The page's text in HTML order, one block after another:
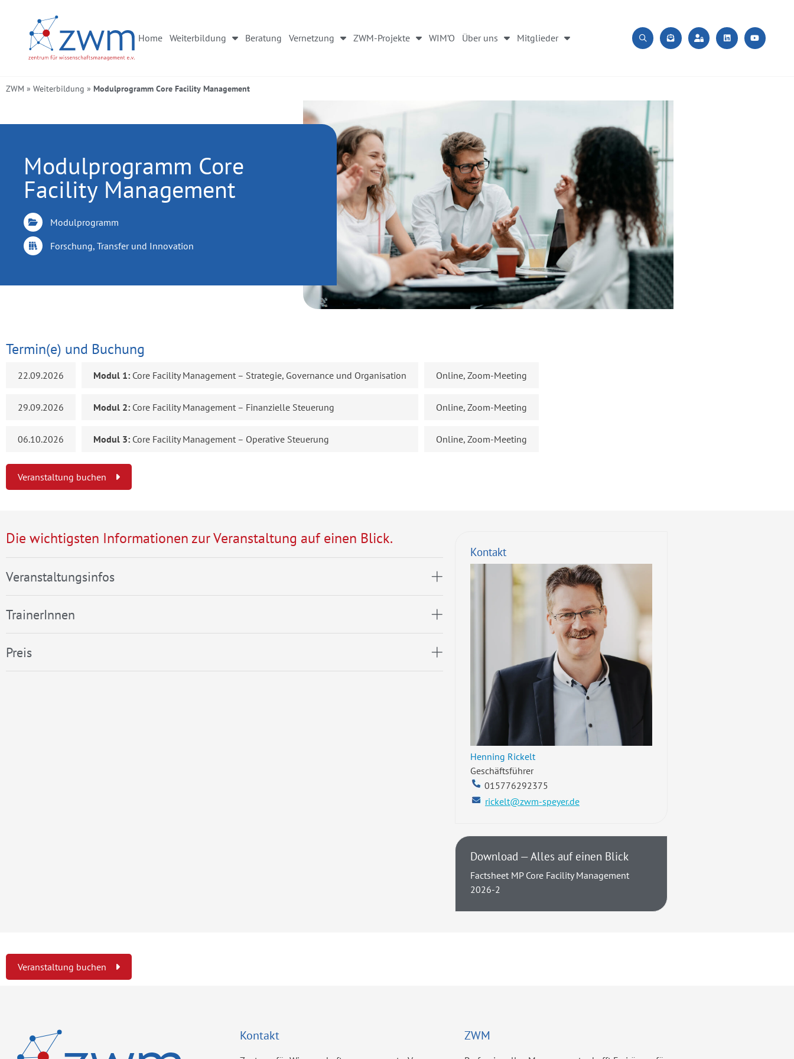
Home Weiterbildung Beratung Vernetzung ZWM-Projekte WIM’O Über uns Mitglieder
ZWM » Weiterbildung » Modulprogramm Core Facility Management
Modulprogramm Core
Facility Management
Modulprogramm
Forschung, Transfer und Innovation
Termin(e) und Buchung
22.09.2026 Modul 1: Core Facility Management – Strategie, Governance und Organisation Online, Zoom-Meeting
29.09.2026 Modul 2: Core Facility Management – Finanzielle Steuerung Online, Zoom-Meeting
06.10.2026 Modul 3: Core Facility Management – Operative Steuerung Online, Zoom-Meeting
Veranstaltung buchen
Die wichtigsten Informationen zur Veranstaltung auf einen Blick.
Veranstaltungsinfos
TrainerInnen
Preis
Kontakt
Henning Rickelt
Geschäftsführer
015776292375
rickelt@zwm-speyer.de
Download — Alles auf einen Blick
Factsheet MP Core Facility Management
2026-2
Veranstaltung buchen
Kontakt ZWM